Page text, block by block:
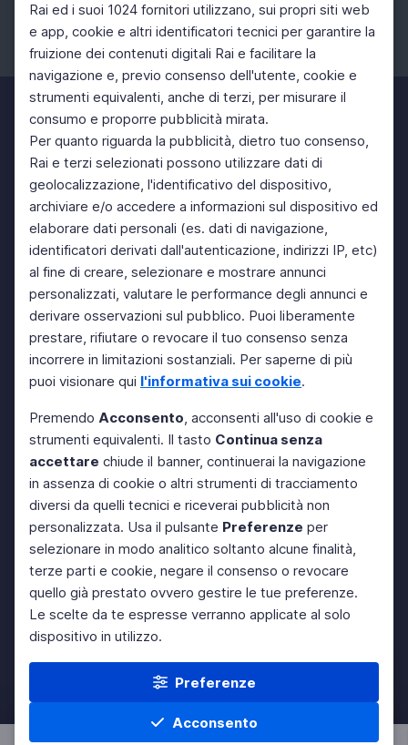
Rai ed i suoi 1024 fornitori utilizzano, sui propri siti web
e app, cookie e altri identificatori tecnici per garantire la
fruizione dei contenuti digitali Rai e facilitare la
navigazione e, previo consenso dell'utente, cookie e
strumenti equivalenti, anche di terzi, per misurare il
consumo e proporre pubblicità mirata.
Per quanto riguarda la pubblicità, dietro tuo consenso,
Rai e terzi selezionati possono utilizzare dati di
geolocalizzazione, l'identificativo del dispositivo,
archiviare e/o accedere a informazioni sul dispositivo ed
elaborare dati personali (es. dati di navigazione,
identificatori derivati dall'autenticazione, indirizzi IP, etc)
al fine di creare, selezionare e mostrare annunci
personalizzati, valutare le performance degli annunci e
derivare osservazioni sul pubblico. Puoi liberamente
prestare, rifiutare o revocare il tuo consenso senza
incorrere in limitazioni sostanziali. Per saperne di più
puoi visionare qui l'informativa sui cookie.
Premendo Acconsento, acconsenti all'uso di cookie e
strumenti equivalenti. Il tasto Continua senza
accettare chiude il banner, continuerai la navigazione
in assenza di cookie o altri strumenti di tracciamento
diversi da quelli tecnici e riceverai pubblicità non
personalizzata. Usa il pulsante Preferenze per
selezionare in modo analitico soltanto alcune finalità,
terze parti e cookie, negare il consenso o revocare
quello già prestato ovvero gestire le tue preferenze.
Le scelte da te espresse verranno applicate al solo
dispositivo in utilizzo.
Preferenze
Acconsento
Facebook Instagram Twitter